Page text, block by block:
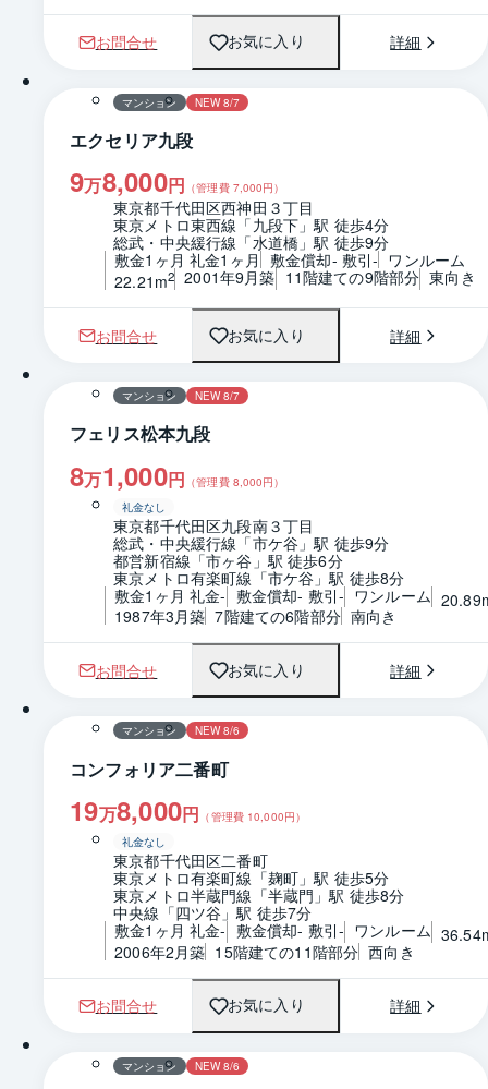
お問合せ お気に入り 詳細
1 / 0 間取り
マンション NEW 8/7
エクセリア九段
9万8,000円 （管理費 7,000円）
東京都千代田区西神田３丁目
東京メトロ東西線「九段下」駅 徒歩4分
総武・中央緩行線「水道橋」駅 徒歩9分
敷金1ヶ月 礼金1ヶ月 敷金償却- 敷引- ワンルーム
22.21m2 2001年9月築 11階建ての9階部分 東向き
お問合せ お気に入り 詳細
1 / 0
マンション NEW 8/7
フェリス松本九段
8万1,000円 （管理費 8,000円）
礼金なし
東京都千代田区九段南３丁目
総武・中央緩行線「市ケ谷」駅 徒歩9分
都営新宿線「市ヶ谷」駅 徒歩6分
東京メトロ有楽町線「市ケ谷」駅 徒歩8分
敷金1ヶ月 礼金- 敷金償却- 敷引- ワンルーム
1987年3月築 7階建ての6階部分 南向き
お問合せ お気に入り 詳細
1 / 0 間取り
マンション NEW 8/6
コンフォリア二番町
19万8,000円 （管理費 10,000円）
礼金なし
東京都千代田区二番町
東京メトロ有楽町線「麹町」駅 徒歩5分
東京メトロ半蔵門線「半蔵門」駅 徒歩8分
中央線「四ツ谷」駅 徒歩7分
敷金1ヶ月 礼金- 敷金償却- 敷引- ワンルーム
2006年2月築 15階建ての11階部分 西向き
お問合せ お気に入り 詳細
1 / 0 間取り
マンション NEW 8/6